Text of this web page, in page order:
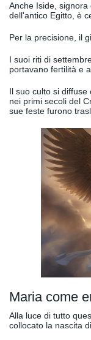
Anche Iside,
dell'antico Egitto, è
Per la precisione, il
I suoi riti di
portavano fertilità e
Il suo culto si
nei primi secoli del
sue feste furono
Maria come
Alla luce di tutto
collocato la nascita